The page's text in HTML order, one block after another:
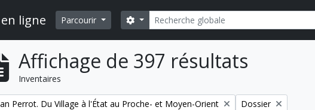
ligne Parcourir Rechercher
Search options
Affichage de 397 résultats
Inventaires
filter:
Perrot. Du Village à l'État au Proche- et Moyen-Orient Remove filter:
Dossier